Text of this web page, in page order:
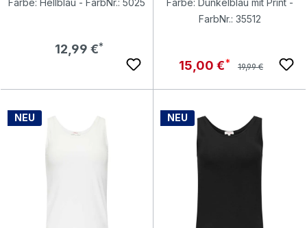
Farbe: Hellblau - FarbNr.: 5025
Regulärer Preis:
12,99 €
Farbe: Dunkelblau mit Print -
FarbNr.: 35512
Verkaufspreis:
15,00 € Regulärer Preis:
19,99 €
NEU NEU